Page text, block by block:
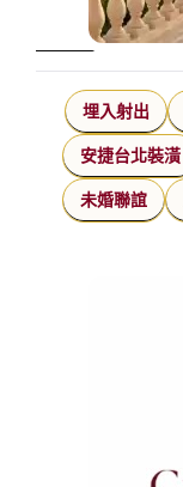
埋入射出
安捷台北裝潢
未婚聯誼